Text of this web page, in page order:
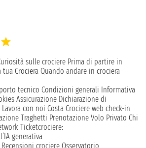
sulle crociere Prima di partire in
Crociera Quando andare in crociera
tecnico Condizioni generali Informativa
Assicurazione Dichiarazione di
Lavora con noi Costa Crociere web check-in
Traghetti Prenotazione Volo Privato Chi
Ticketcrociere:
generativa
Recensioni crociere Osservatorio